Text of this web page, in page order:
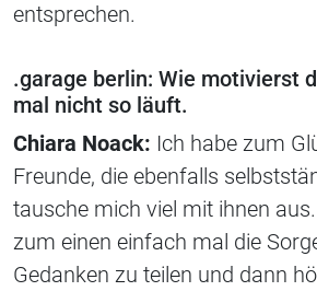
entsprechen.
.garage berlin: Wie motivierst
mal nicht so läuft.
Chiara Noack: Ich habe zum
Freunde, die ebenfalls
tausche mich viel mit ihnen
zum einen einfach mal die
Gedanken zu teilen und dann